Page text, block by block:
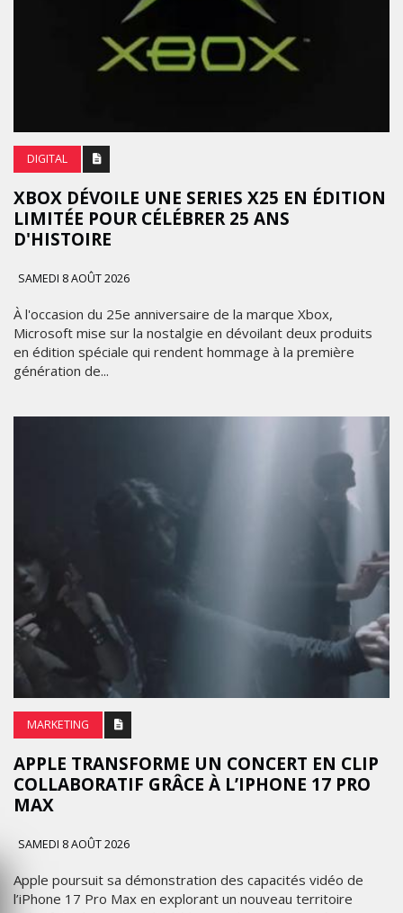
DIGITAL
XBOX DÉVOILE UNE SERIES X25 EN ÉDITION
LIMITÉE POUR CÉLÉBRER 25 ANS
D'HISTOIRE
SAMEDI 8 AOÛT 2026
À l'occasion du 25e anniversaire de la marque Xbox,
Microsoft mise sur la nostalgie en dévoilant deux produits
en édition spéciale qui rendent hommage à la première
génération de...
MARKETING
APPLE TRANSFORME UN CONCERT EN CLIP
COLLABORATIF GRÂCE À L’IPHONE 17 PRO
MAX
SAMEDI 8 AOÛT 2026
Apple poursuit sa démonstration des capacités vidéo de
l’iPhone 17 Pro Max en explorant un nouveau territoire